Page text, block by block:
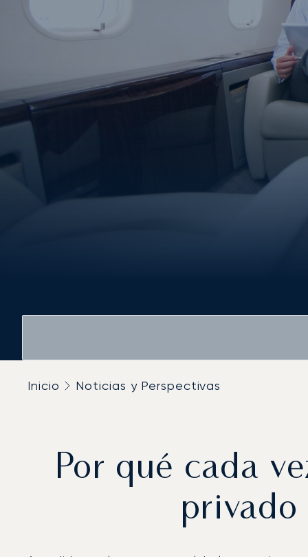
Inicio Noticias y Perspectivas
Por qué cada
privado